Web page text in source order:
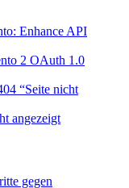
Enhance API
2 OAuth 1.0
“Seite nicht
angezeigt
gegen